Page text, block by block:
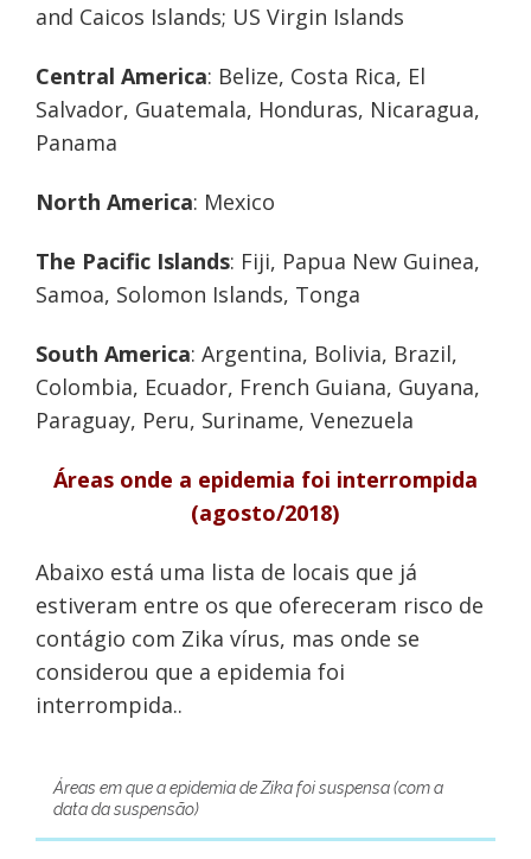
and Caicos Islands; US Virgin Islands
Central America: Belize, Costa Rica, El
Salvador, Guatemala, Honduras, Nicaragua,
Panama
North America: Mexico
The Pacific Islands: Fiji, Papua New Guinea,
Samoa, Solomon Islands, Tonga
South America: Argentina, Bolivia, Brazil,
Colombia, Ecuador, French Guiana, Guyana,
Paraguay, Peru, Suriname, Venezuela
Áreas onde a epidemia foi interrompida
(agosto/2018)
Abaixo está uma lista de locais que já
estiveram entre os que ofereceram risco de
contágio com Zika vírus, mas onde se
considerou que a epidemia foi
interrompida..
Áreas em que a epidemia de Zika foi suspensa (com a
data da suspensão)